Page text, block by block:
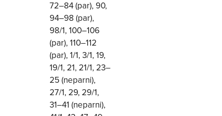
72–84 (par), 90,
94–98 (par),
98/1, 100–106
(par), 110–112
(par), 1/1, 3/1, 19,
19/1, 21, 21/1, 23–
25 (neparni),
27/1, 29, 29/1,
31–41 (neparni),